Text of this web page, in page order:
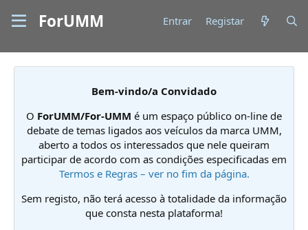
ForUMM Entrar Registar
Bem-vindo/a Convidado
O ForUMM/For-UMM é um espaço público on-line de
debate de temas ligados aos veículos da marca UMM,
aberto a todos os interessados que nele queiram
participar de acordo com as condições especificadas em
Termos e Regras – ver no fim da página.
Sem registo, não terá acesso à totalidade da informação
que consta nesta plataforma!